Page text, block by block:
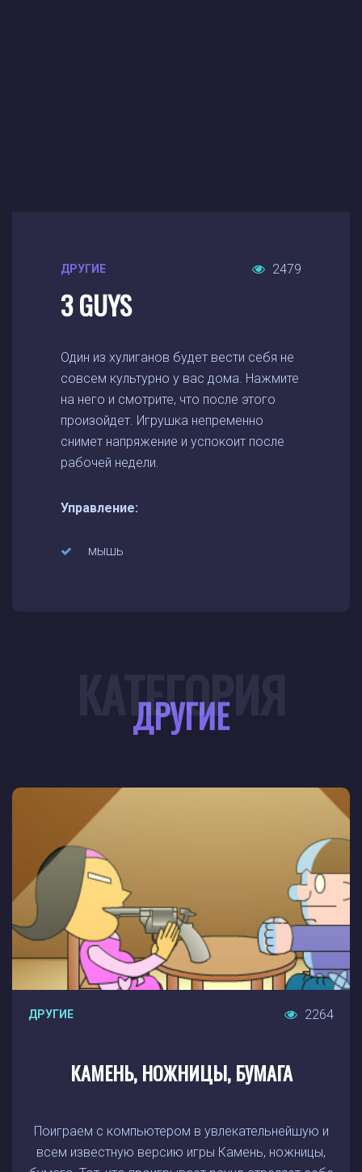
ДРУГИЕ 2479
3 GUYS
Один из хулиганов будет вести себя не
совсем культурно у вас дома. Нажмите
на него и смотрите, что после этого
произойдет. Игрушка непременно
снимет напряжение и успокоит после
рабочей недели.
Управление:
мышь
ДРУГИЕ
КАТЕГОРИЯ
ДРУГИЕ 2264
КАМЕНЬ, НОЖНИЦЫ, БУМАГА
Поиграем с компьютером в увлекательнейшую и
всем известную версию игры Камень, ножницы,